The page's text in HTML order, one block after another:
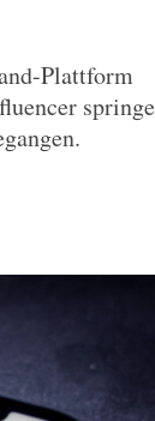
Plattform